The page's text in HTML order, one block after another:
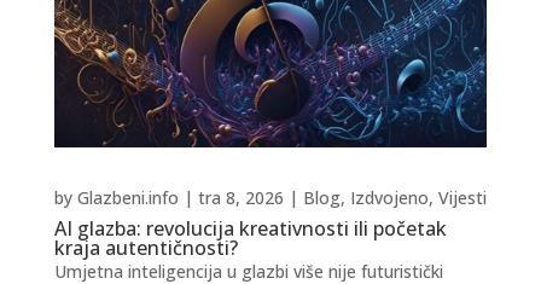
AI glazba: revolucija kreativnosti ili početak
kraja autentičnosti?
by Glazbeni.info | tra 8, 2026 | Blog, Izdvojeno, Vijesti
Umjetna inteligencija u glazbi više nije futuristički